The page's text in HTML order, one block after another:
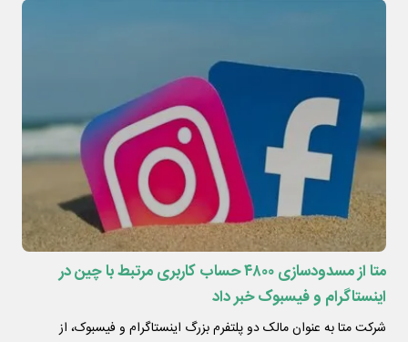
متا از مسدودسازی ۴۸۰۰ حساب کاربری مرتبط با چین در
اینستاگرام و فیسبوک خبر داد
شرکت متا به عنوان مالک دو پلتفرم بزرگ اینستاگرام و فیسبوک، از